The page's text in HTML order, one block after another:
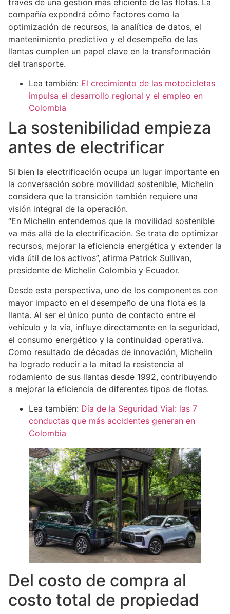
compañía expondrá cómo factores como la
optimización de recursos, la analítica de datos, el
mantenimiento predictivo y el desempeño de las
llantas cumplen un papel clave en la transformación
del transporte.
Lea también: El crecimiento de las motocicletas
impulsa el desarrollo regional y el empleo en
Colombia
La sostenibilidad empieza
antes de electrificar
Si bien la electrificación ocupa un lugar importante en
la conversación sobre movilidad sostenible, Michelin
considera que la transición también requiere una
visión integral de la operación.
“En Michelin entendemos que la movilidad sostenible
va más allá de la electrificación. Se trata de optimizar
recursos, mejorar la eficiencia energética y extender la
vida útil de los activos”, afirma Patrick Sullivan,
presidente de Michelin Colombia y Ecuador.
Desde esta perspectiva, uno de los componentes con
mayor impacto en el desempeño de una flota es la
llanta. Al ser el único punto de contacto entre el
vehículo y la vía, influye directamente en la seguridad,
el consumo energético y la continuidad operativa.
Como resultado de décadas de innovación, Michelin
ha logrado reducir a la mitad la resistencia al
rodamiento de sus llantas desde 1992, contribuyendo
a mejorar la eficiencia de diferentes tipos de flotas.
Lea también: Día de la Seguridad Vial: las 7
conductas que más accidentes generan en
Colombia
Del costo de compra al
costo total de propiedad